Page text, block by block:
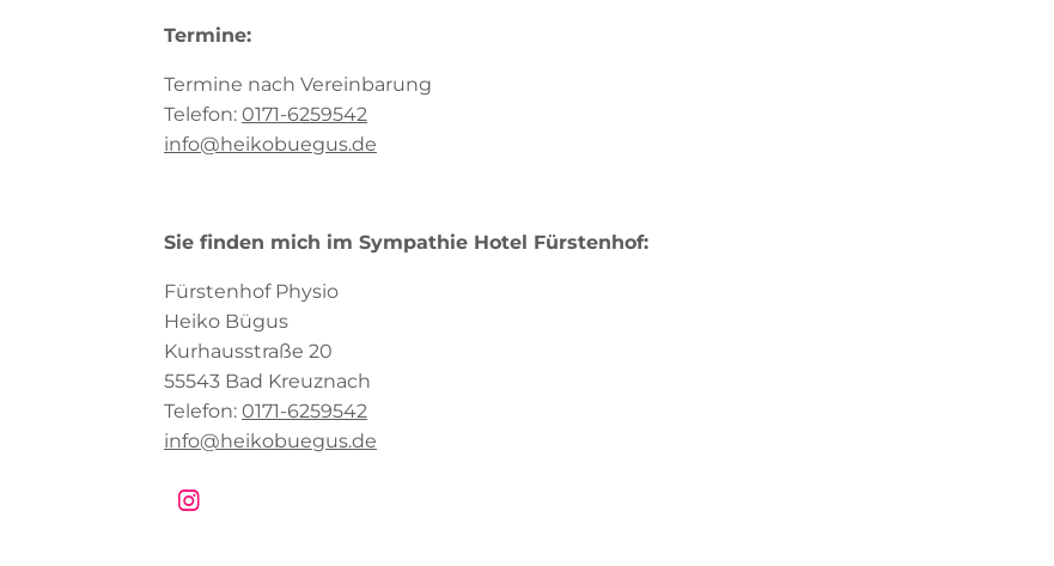
Termine:
Termine nach Vereinbarung
Telefon: 0171-6259542
info@heikobuegus.de
Sie finden mich im Sympathie Hotel Fürstenhof:
Fürstenhof Physio
Heiko Bügus
Kurhausstraße 20
55543 Bad Kreuznach
Telefon: 0171-6259542
info@heikobuegus.de
I